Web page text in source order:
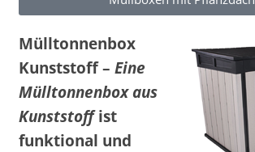
Mülltonnenbox
Kunststoff –Eine
Mülltonnenbox aus
Kunststoffist
funktional und